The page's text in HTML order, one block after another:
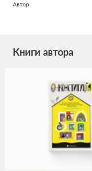
Автор
Книги автора